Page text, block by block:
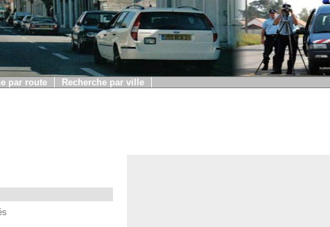
par route Recherche par ville